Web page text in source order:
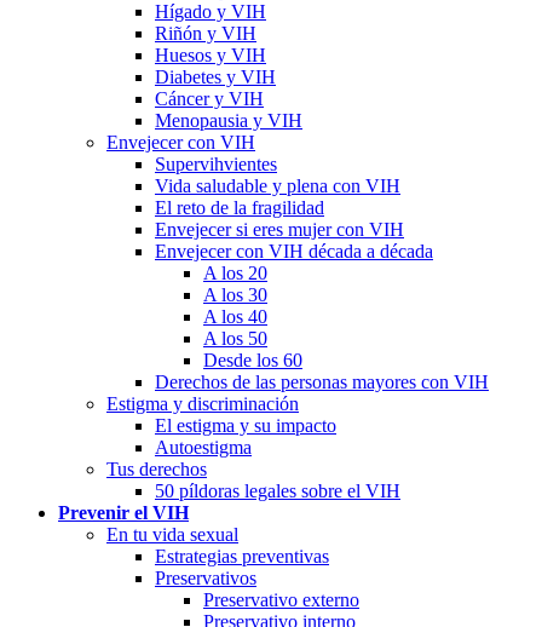
Hígado y VIH
Riñón y VIH
Huesos y VIH
Diabetes y VIH
Cáncer y VIH
Menopausia y VIH
Envejecer con VIH
Supervihvientes
Vida saludable y plena con VIH
El reto de la fragilidad
Envejecer si eres mujer con VIH
Envejecer con VIH década a década
A los 20
A los 30
A los 40
A los 50
Desde los 60
Derechos de las personas mayores con VIH
Estigma y discriminación
El estigma y su impacto
Autoestigma
Tus derechos
50 píldoras legales sobre el VIH
Prevenir el VIH
En tu vida sexual
Estrategias preventivas
Preservativos
Preservativo externo
Preservativo interno